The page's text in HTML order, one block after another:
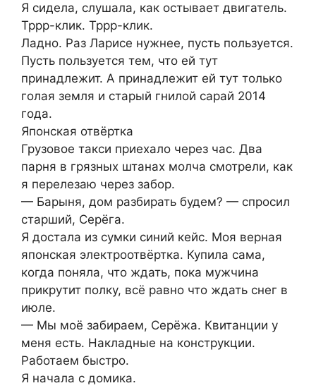
Я сидела, слушала, как остывает двигатель.
Тррр-клик. Тррр-клик.
Ладно. Раз Ларисе нужнее, пусть пользуется.
Пусть пользуется тем, что ей тут
принадлежит. А принадлежит ей тут только
голая земля и старый гнилой сарай 2014
года.
Японская отвёртка
Грузовое такси приехало через час. Два
парня в грязных штанах молча смотрели, как
я перелезаю через забор.
— Барыня, дом разбирать будем? — спросил
старший, Серёга.
Я достала из сумки синий кейс. Моя верная
японская электроотвёртка. Купила сама,
когда поняла, что ждать, пока мужчина
прикрутит полку, всё равно что ждать снег в
июле.
— Мы моё забираем, Серёжа. Квитанции у
меня есть. Накладные на конструкции.
Работаем быстро.
Я начала с домика.